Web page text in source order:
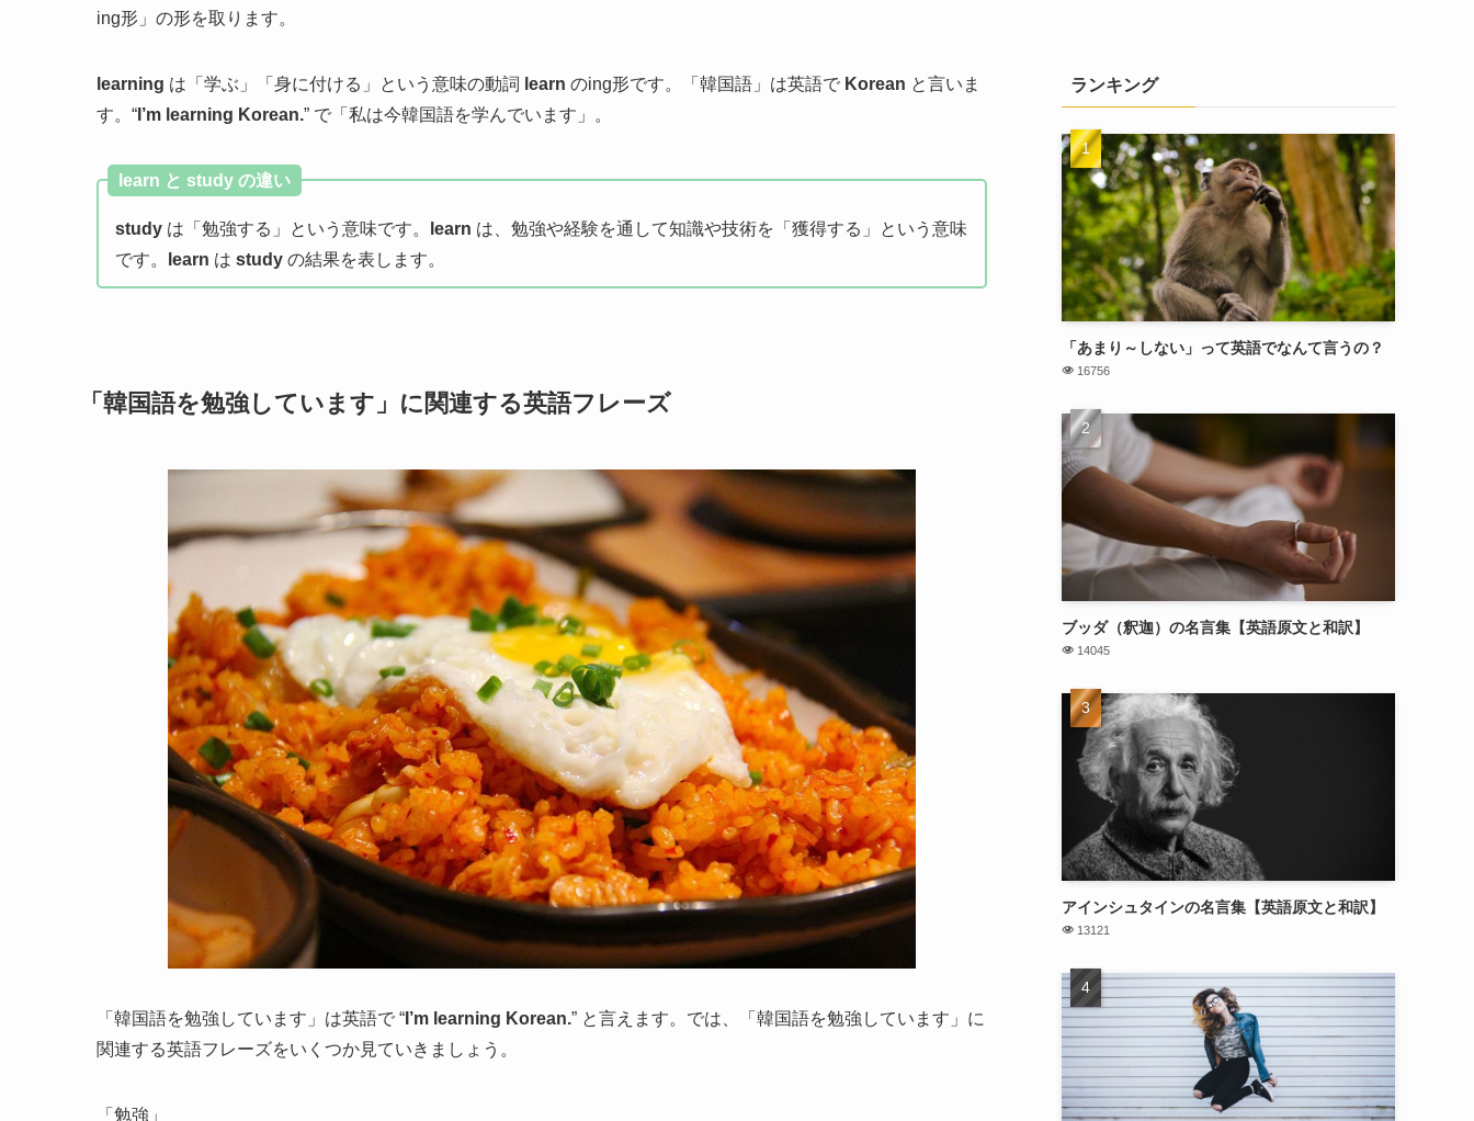
ing形」の形を取ります。
learning は「学ぶ」「身に付ける」という意味の動詞 learn のing形です。「韓国語」は英語で Korean と言いま
す。“ I’m learning Korean.” で「私は今韓国語を学んでいます」。
learn と study の違い
study は「勉強する」という意味です。 learn は、勉強や経験を通して知識や技術を「獲得する」という意味
です。
learn は study の結果を表します。
「韓国語を勉強しています」に関連する英語フレーズ
「韓国語を勉強しています」は英語で “ I’m learning Korean.” と言えます。では、「韓国語を勉強しています」に
関連する英語フレーズをいくつか見ていきましょう。
「勉強」
ランキング
「あまり～しない」って英語でなんて言うの？
16756
ブッダ（釈迦）の名言集【英語原文と和訳】
14045
アインシュタインの名言集【英語原文と和訳】
13121